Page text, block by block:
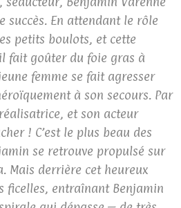
En attendant le rôle
petits boulots, et cette
fait goûter du foie gras à
femme se fait agresser
à son secours. Par
et son acteur
! C’est le plus beau des
se retrouve propulsé sur
Mais derrière cet heureux
ficelles, entraînant Benjamin